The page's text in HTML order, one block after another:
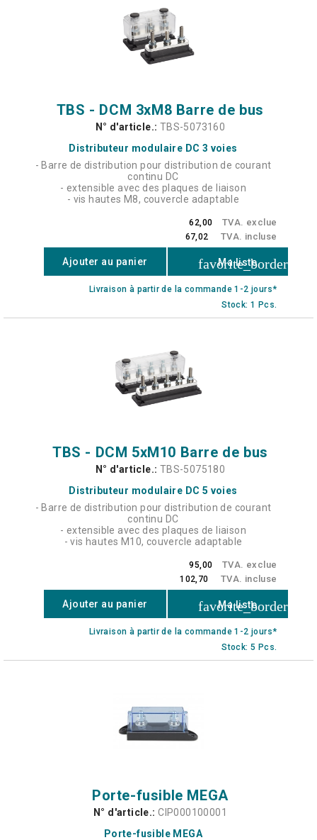
TBS - DCM 3xM8 Barre de bus
N° d'article.: TBS-5073160
Distributeur modulaire DC 3 voies
- Barre de distribution pour distribution de courant
continu DC
- extensible avec des plaques de liaison
- vis hautes M8, couvercle adaptable
62,00 TVA. exclue
67,02 TVA. incluse
Ajouter au panier favorite_border
Ma liste
Livraison à partir de la commande 1-2 jours*
Stock: 1 Pcs.
TBS - DCM 5xM10 Barre de bus
N° d'article.: TBS-5075180
Distributeur modulaire DC 5 voies
- Barre de distribution pour distribution de courant
continu DC
- extensible avec des plaques de liaison
- vis hautes M10, couvercle adaptable
95,00 TVA. exclue
102,70 TVA. incluse
Ajouter au panier favorite_border
Ma liste
Livraison à partir de la commande 1-2 jours*
Stock: 5 Pcs.
Porte-fusible MEGA
N° d'article.: CIP000100001
Porte-fusible MEGA